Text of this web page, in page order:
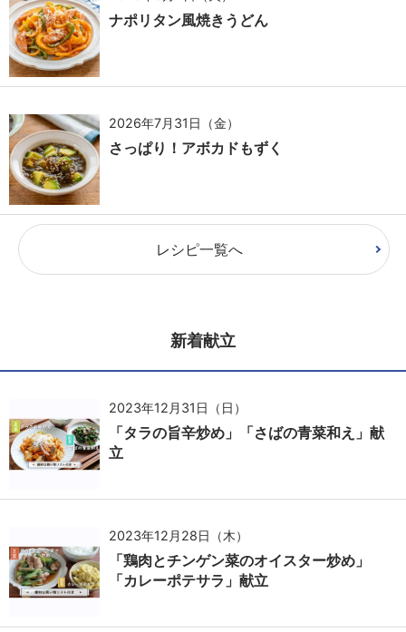
ナポリタン風焼きうどん
2026年7月31日（金）
さっぱり！アボカドもずく
レシピ一覧へ
新着献立
2023年12月31日（日）
「タラの旨辛炒め」「さばの青菜和え」献
立
2023年12月28日（木）
「鶏肉とチンゲン菜のオイスター炒め」
「カレーポテサラ」献立